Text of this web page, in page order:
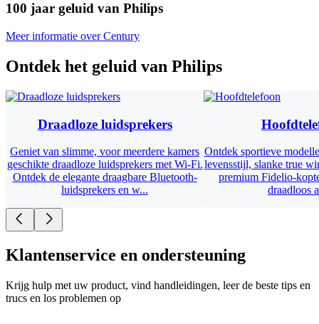
100 jaar geluid van Philips
Meer informatie over Century
Ontdek het geluid van Philips
Draadloze luidsprekers
Geniet van slimme, voor meerdere kamers
geschikte draadloze luidsprekers met Wi-Fi.
Ontdek de elegante draagbare Bluetooth-
luidsprekers en w...
Ontdek sportieve
levensstijl, slanke true
premium Fidelio-
draadloos
Klantenservice en ondersteuning
Krijg hulp met uw product, vind handleidingen, leer de beste tips en
trucs en los problemen op